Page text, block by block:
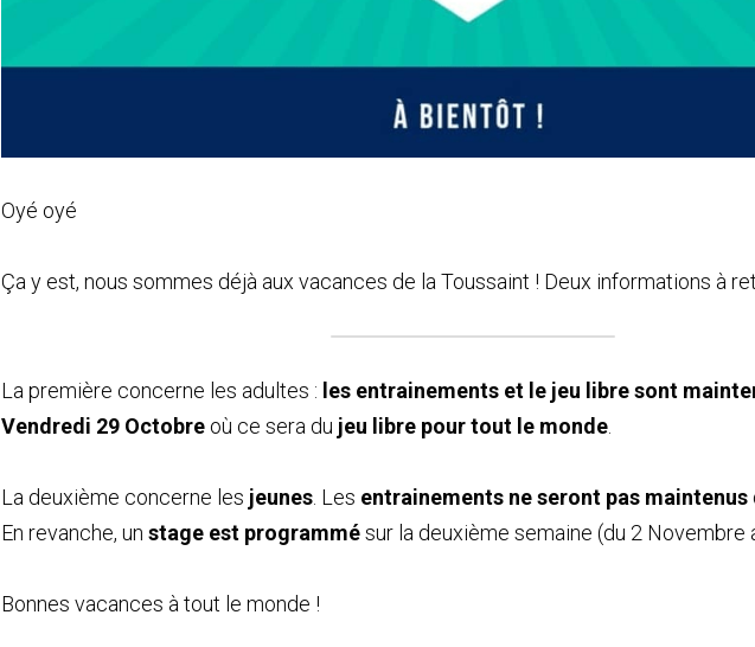
Oyé oyé
Ça y est, nous sommes déjà aux vacances de la Toussaint ! Deux informations à
La première concerne les adultes : les entrainements et le jeu libre sont
Vendredi 29 Octobre où ce sera du jeu libre pour tout le monde
La deuxième concerne les jeunes . Les entrainements ne seront pas maintenus
En revanche, un stage est programmé sur la deuxième semaine (du 2 Novembre
Bonnes vacances à tout le monde !